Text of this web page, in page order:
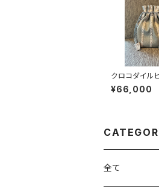
クロコダイ
巾着バッグ イ
シュリンクレザ
¥66,000
全て